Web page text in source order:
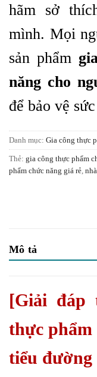
hãm sở
mình. Mọi
sản phẩm g
năng cho
để bảo vệ
Danh mục: Gia công thực
Thẻ: gia công thực phẩm
phẩm chức năng giá rẻ
Mô tả
[Giải đáp
thực phẩm
tiểu đường